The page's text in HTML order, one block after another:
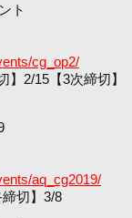
ト
cg_op2/
2/15【3次締切】
aq_cg2019/
切】3/8